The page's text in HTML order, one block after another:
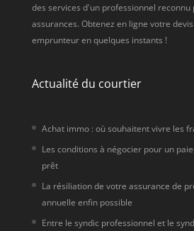
des services d'un professionnel reconnu
assurances. Obtenez en ligne votre
emprunteur en quelques instants !
Actualité du courtier
Achat immo : où souhaitent vivre les
Les conditions à négocier pour un
prêt
La résiliation de votre assurance de
annuelle enfin possible
Entre le syndic professionnel et le